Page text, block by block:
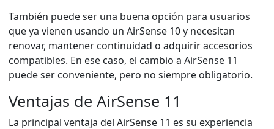
También puede ser una buena opción para usuarios
que ya vienen usando un AirSense 10 y necesitan
renovar, mantener continuidad o adquirir accesorios
compatibles. En ese caso, el cambio a AirSense 11
puede ser conveniente, pero no siempre obligatorio.
Ventajas de AirSense 11
La principal ventaja del AirSense 11 es su experiencia